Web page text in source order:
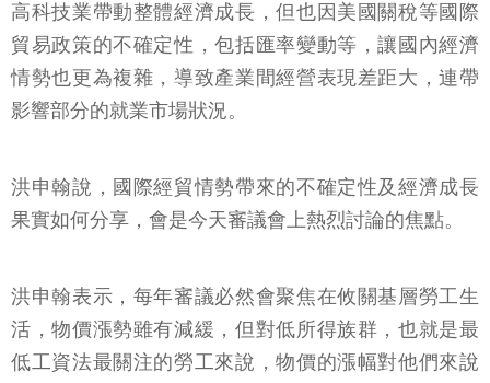
高科技業帶動整體經濟成長，但也因美國關稅等國際
貿易政策的不確定性，包括匯率變動等，讓國內經濟
情勢也更為複雜，導致產業間經營表現差距大，連帶
影響部分的就業市場狀況。
洪申翰說，國際經貿情勢帶來的不確定性及經濟成長
果實如何分享，會是今天審議會上熱烈討論的焦點。
洪申翰表示，每年審議必然會聚焦在攸關基層勞工生
活，物價漲勢雖有減緩，但對低所得族群，也就是最
低工資法最關注的勞工來說，物價的漲幅對他們來說